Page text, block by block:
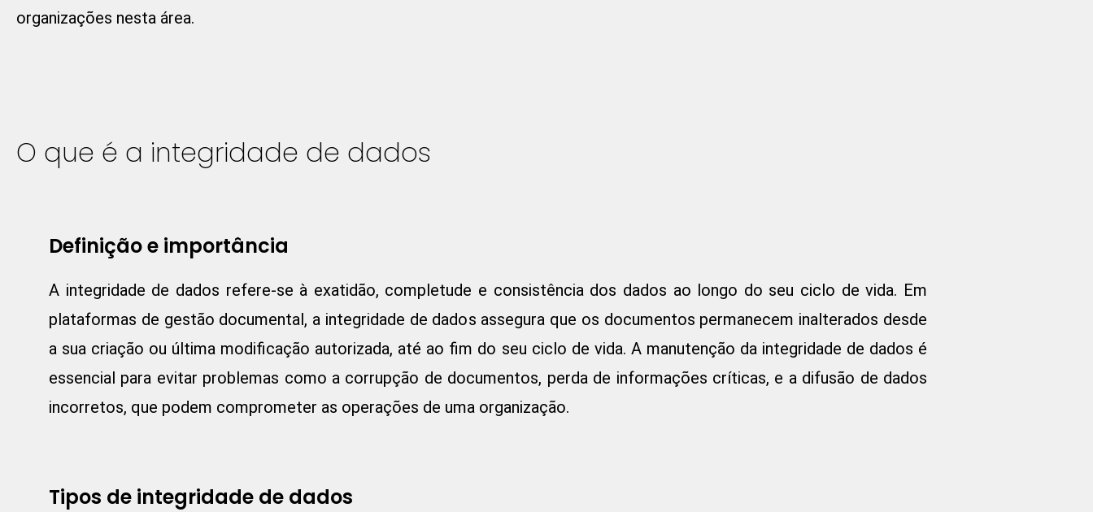
organizações nesta área.
O que é a integridade de dados
Definição e importância
A integridade de dados refere-se à exatidão, completude e consistência dos dados ao longo do seu ciclo de vida. Em
plataformas de gestão documental, a integridade de dados assegura que os documentos permanecem inalterados desde
a sua criação ou última modificação autorizada, até ao fim do seu ciclo de vida. A manutenção da integridade de dados é
essencial para evitar problemas como a corrupção de documentos, perda de informações críticas, e a difusão de dados
incorretos, que podem comprometer as operações de uma organização.
Tipos de integridade de dados